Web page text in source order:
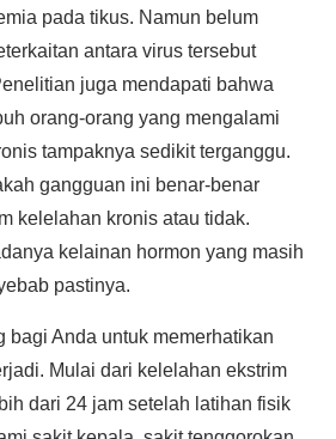
pada tikus. Namun belum
antara virus tersebut
juga mendapati bahwa
orang-orang yang mengalami
tampaknya sedikit terganggu.
gangguan ini benar-benar
kelelahan kronis atau tidak.
kelainan hormon yang masih
pastinya.
bagi Anda untuk memerhatikan
Mulai dari kelelahan ekstrim
dari 24 jam setelah latihan fisik